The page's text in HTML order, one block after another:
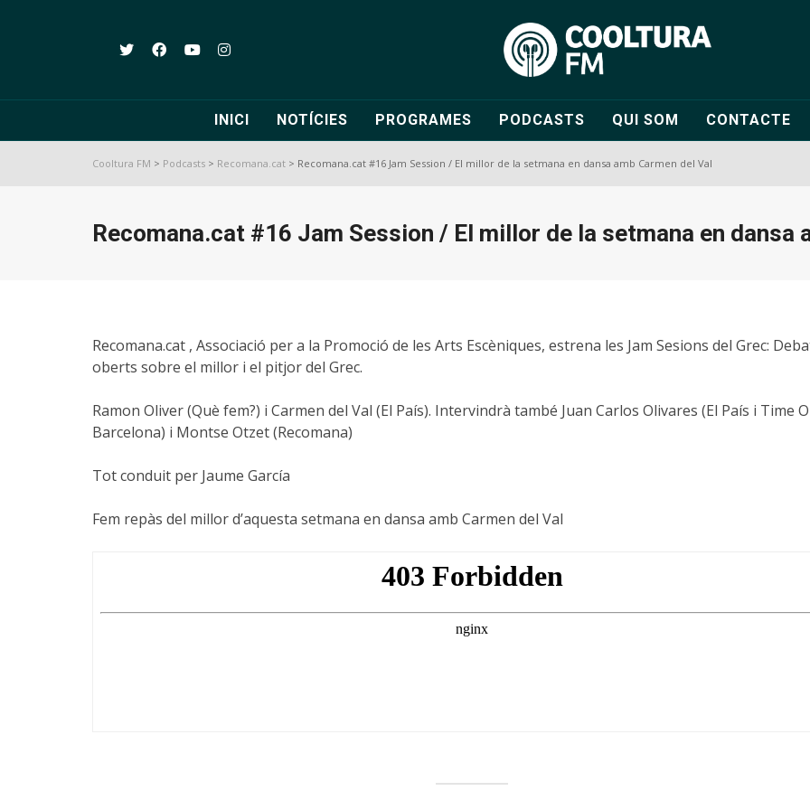
INICI NOTÍCIES PROGRAMES PODCASTS QUI SOM CONTACTE
Cooltura FM > Podcasts > Recomana.cat > Recomana.cat #16 Jam Session / El millor de la setmana en dansa amb Carmen del Val
Recomana.cat #16 Jam Session / El millor de la setmana en dansa
Recomana.cat , Associació per a la Promoció de les Arts Escèniques, estrena les Jam Sesions del Grec:
oberts sobre el millor i el pitjor del Grec.
Ramon Oliver (Què fem?) i Carmen del Val (El País). Intervindrà també Juan Carlos Olivares (El País i Time
Barcelona) i Montse Otzet (Recomana)
Tot conduit per Jaume García
Fem repàs del millor d’aquesta setmana en dansa amb Carmen del Val